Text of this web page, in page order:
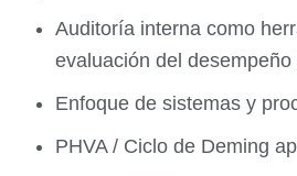
Auditoría interna como
evaluación del
Enfoque de sistemas y
PHVA / Ciclo de Deming